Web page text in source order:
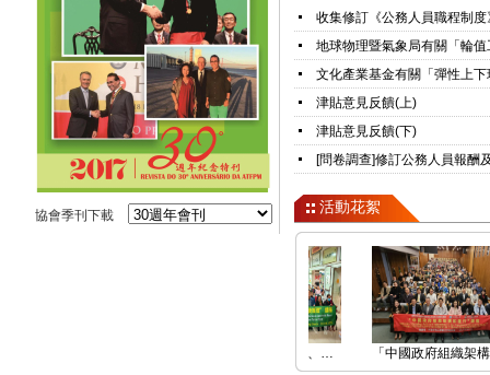
協會季刊下載
收集修訂《公務人員職程制
地球物理暨氣象局有關「輪
文化產業基金有關「彈性上
津貼意見反饋(上)
津貼意見反饋(下)
[問卷調查]修訂公務人員報酬
活動花絮
「中國政府組織架構…